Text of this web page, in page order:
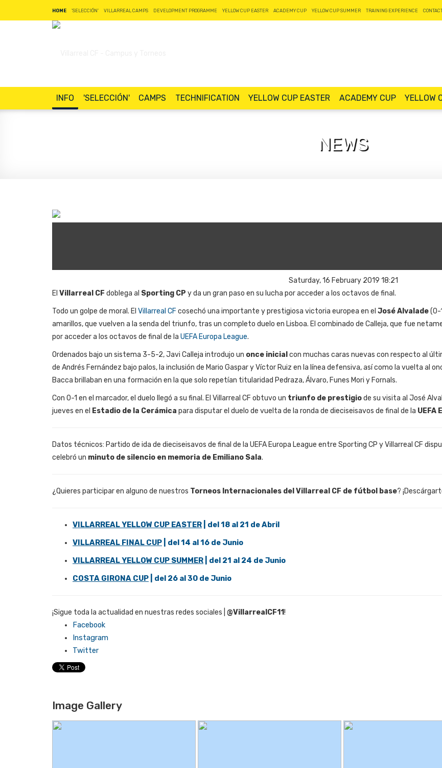
HOME 'SELECCIÓN' VILLARREAL CAMPS DEVELOPMENT PROGRAMME YELLOW CUP EASTER ACADEMY CUP YELLOW CUP SUMMER TRAINING EXPERIENCE
INFO 'SELECCIÓN' CAMPS TECHNIFICATION YELLOW CUP EASTER ACADEMY CUP YELLOW
NEWS
Saturday, 16 February 2019 18:21
El Villarreal CF doblega al Sporting CP y da un gran paso en su lucha por acceder a los octavos de final.
Todo un golpe de moral. El Villarreal CF cosechó una importante y prestigiosa victoria europea en el José Alvalade(0-
amarillos, que vuelven a la senda del triunfo, tras un completo duelo en Lisboa. El combinado de Calleja, que fue
por acceder a los octavos de final de la UEFA Europa League.
Ordenados bajo un sistema 3-5-2, Javi Calleja introdujo un once inicial con muchas caras nuevas con respecto al
de Andrés Fernández bajo palos, la inclusión de Mario Gaspar y Víctor Ruiz en la línea defensiva, así como la vuelta al
Bacca brillaban en una formación en la que solo repetían titularidad Pedraza, Álvaro, Funes Mori y Fornals.
Con 0-1 en el marcador, el duelo llegó a su final. El Villarreal CF obtuvo un triunfo de prestigiode su visita al José
jueves en el Estadio de la Cerámica para disputar el duelo de vuelta de la ronda de dieciseisavos de final de la UEFA
Datos técnicos: Partido de ida de dieciseisavos de final de la UEFA Europa League entre Sporting CP y Villarreal CF
celebró un minuto de silencio en memoria de Emiliano Sala.
¿Quieres participar en alguno de nuestros Torneos Internacionales del Villarreal CF de fútbol base?
VILLARREAL YELLOW CUP EASTER | del 18 al 21 de Abril
VILLARREAL FINAL CUP | del 14 al 16 de Junio
VILLARREAL YELLOW CUP SUMMER | del 21 al 24 de Junio
COSTA GIRONA CUP | del 26 al 30 de Junio
¡Sigue toda la actualidad en nuestras redes sociales | @VillarrealCF11!
Facebook
Instagram
Twitter
Image Gallery